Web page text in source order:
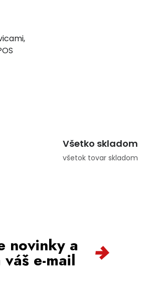
Všetko skladom
všetok tovar skladom
novinky a
e-mail